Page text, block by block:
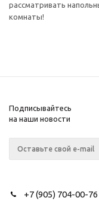
рассматривать
комнаты!
Подписывайтесь
на наши новости
+7 (905) 704-00-76